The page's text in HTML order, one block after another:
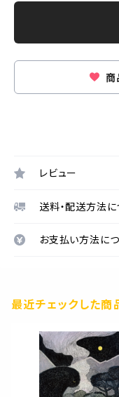
商
レビュー
送料・配送方法に
お支払い方法に
最近チェックした商